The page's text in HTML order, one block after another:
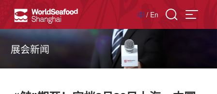
中 / En
展会新闻